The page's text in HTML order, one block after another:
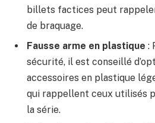
billets factices peut
de braquage.
Fausse arme en plastique :
sécurité, il est conseillé
accessoires en plastique
qui rappellent ceux utilisés
la série.